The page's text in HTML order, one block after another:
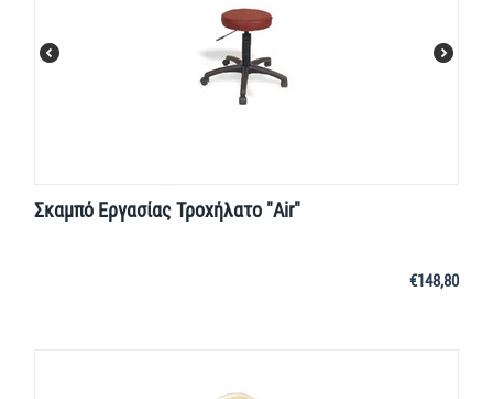
Σκαμπό Εργασίας Τροχήλατο "Air"
€148,80